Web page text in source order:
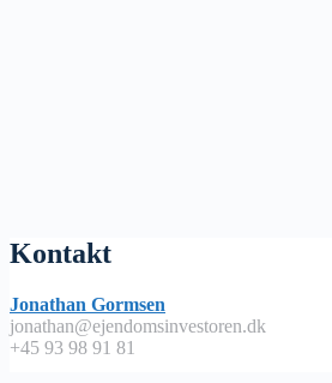
Kontakt
Jonathan Gormsen
jonathan@ejendomsinvestoren.dk
+45 93 98 91 81